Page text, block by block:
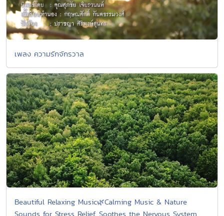
เพลง ความรักจักรวาล
Beautiful Relaxing Music🌿Calming Music & Nature
Sounds for Stress Relief, Soothes the Nervous System